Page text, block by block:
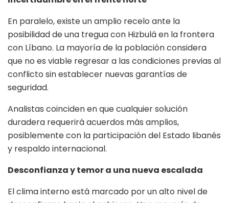
En paralelo, existe un amplio recelo ante la
posibilidad de una tregua con Hizbulá en la frontera
con Líbano. La mayoría de la población considera
que no es viable regresar a las condiciones previas al
conflicto sin establecer nuevas garantías de
seguridad.
Analistas coinciden en que cualquier solución
duradera requerirá acuerdos más amplios,
posiblemente con la participación del Estado libanés
y respaldo internacional.
Desconfianza y temor a una nueva escalada
El clima interno está marcado por un alto nivel de